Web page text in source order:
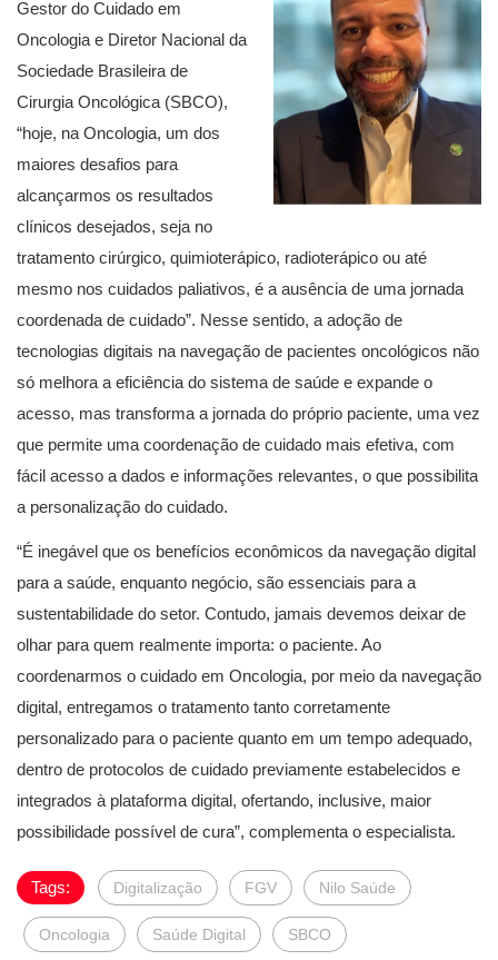
Gestor do Cuidado em
Oncologia e Diretor Nacional da
Sociedade Brasileira de
Cirurgia Oncológica (SBCO),
“hoje, na Oncologia, um dos
maiores desafios para
alcançarmos os resultados
clínicos desejados, seja no
tratamento cirúrgico, quimioterápico, radioterápico ou até
mesmo nos cuidados paliativos, é a ausência de uma jornada
coordenada de cuidado”. Nesse sentido, a adoção de
tecnologias digitais na navegação de pacientes oncológicos não
só melhora a eficiência do sistema de saúde e expande o
acesso, mas transforma a jornada do próprio paciente, uma vez
que permite uma coordenação de cuidado mais efetiva, com
fácil acesso a dados e informações relevantes, o que possibilita
a personalização do cuidado.
“É inegável que os benefícios econômicos da navegação digital
para a saúde, enquanto negócio, são essenciais para a
sustentabilidade do setor. Contudo, jamais devemos deixar de
olhar para quem realmente importa: o paciente. Ao
coordenarmos o cuidado em Oncologia, por meio da navegação
digital, entregamos o tratamento tanto corretamente
personalizado para o paciente quanto em um tempo adequado,
dentro de protocolos de cuidado previamente estabelecidos e
integrados à plataforma digital, ofertando, inclusive, maior
possibilidade possível de cura”, complementa o especialista.
Tags: Digitalização FGV Nilo Saúde
Oncologia Saúde Digital SBCO